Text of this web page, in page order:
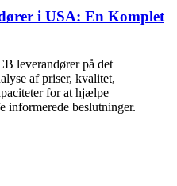
i USA: En Komplet
leverandører på det
af priser, kvalitet,
for at hjælpe
informerede beslutninger.